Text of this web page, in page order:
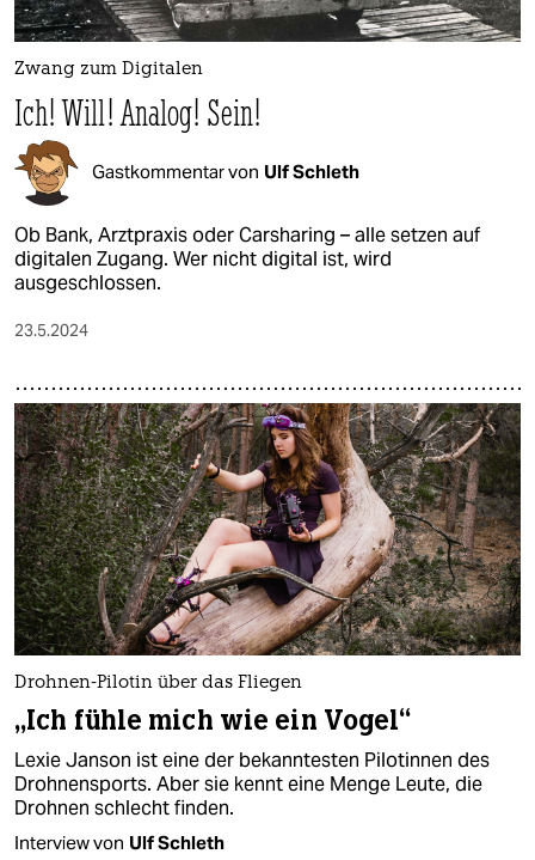
Zwang zum Digitalen
Ich! Will! Analog! Sein!
Gastkommentar von Ulf Schleth
Ob Bank, Arztpraxis oder Carsharing – alle setzen auf
digitalen Zugang. Wer nicht digital ist, wird
ausgeschlossen.
23.5.2024
Drohnen-Pilotin über das Fliegen
„Ich fühle mich wie ein Vogel“
Lexie Janson ist eine der bekanntesten Pi­lo­tin­nen des
Drohnensports. Aber sie kennt eine Menge Leute, die
Drohnen schlecht finden.
Interview von Ulf Schleth